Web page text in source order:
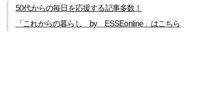
50代からの毎日を応援する記事多数！
「これからの暮らし by ESSEonline」はこちら